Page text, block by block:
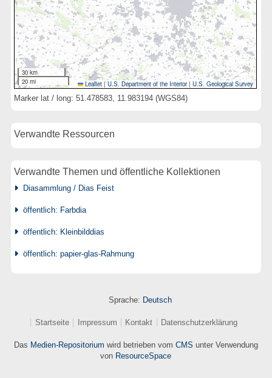
30 km
20 mi
Leaflet | U.S. Department of the Interior|U.S. Geological Survey
Marker lat / long: 51.478583, 11.983194 (WGS84)
Verwandte Ressourcen
Verwandte Themen und öffentliche Kollektionen
Diasammlung / Dias Feist
öffentlich: Farbdia
öffentlich: Kleinbilddias
öffentlich: papier-glas-Rahmung
Sprache: Deutsch
Startseite Impressum Kontakt Datenschutzerklärung
Das Medien-Repositorium wird betrieben vom CMS unter Verwendung
von ResourceSpace